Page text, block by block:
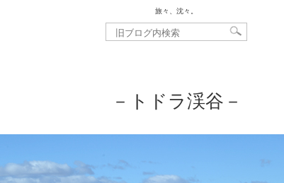
旅々、沈々。
－トドラ渓谷－